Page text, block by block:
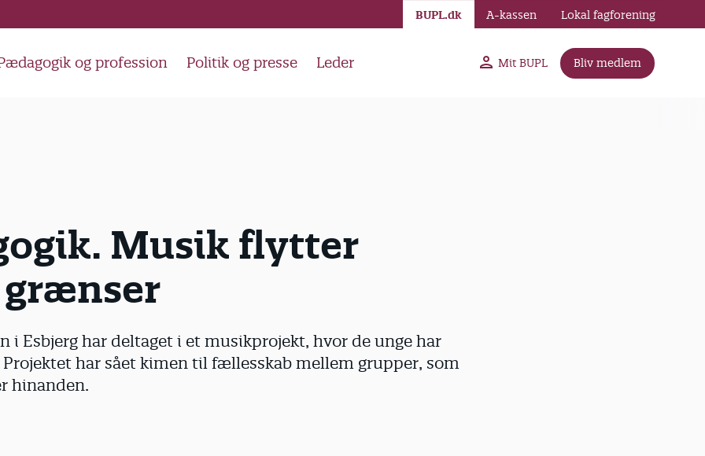
og profession Politik og presse Leder Mit BUPL Bliv medlem
BUPL.dk A-kassen Lokal fagforening
Musik flytter
grænser
i Esbjerg har deltaget i et musikprojekt, hvor de unge har
har sået kimen til fællesskab mellem grupper, som
hinanden.